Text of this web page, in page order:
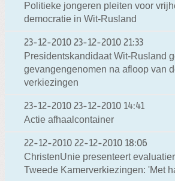
Politieke jongeren pleiten voor
democratie in Wit-Rusland
23-12-2010 23-12-2010 21:33
Presidentskandidaat Wit-Rusland
gevangengenomen na afloop van
verkiezingen
23-12-2010 23-12-2010 14:41
Actie afhaalcontainer
22-12-2010 22-12-2010 18:06
ChristenUnie presenteert
Tweede Kamerverkiezingen: 'Met